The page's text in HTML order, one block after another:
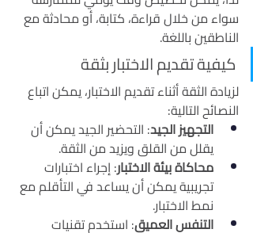
سواء من خلال قراءة، كتابة، أو محادثة مع
الناطقين باللغة.
كيفية تقديم الاختبار بثقة
لزيادة الثقة أثناء تقديم الاختبار، يمكن اتباع
النصائح التالية:
التجهيز الجيد: التحضير الجيد يمكن أن
يقلل من القلق ويزيد من الثقة.
محاكاة بيئة الاختبار: إجراء اختبارات
تجريبية يمكن أن يساعد في التأقلم مع
نمط الاختبار.
التنفس العميق: استخدم تقنيات